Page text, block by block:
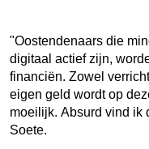
"Oostendenaars die
digitaal actief zijn,
financiën. Zowel
eigen geld wordt op
moeilijk. Absurd vind ik
Soete.